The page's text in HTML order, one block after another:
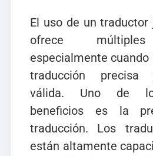
El uso de un traductor
ofrece múltiples
especialmente cuando
traducción precisa
válida. Uno de
beneficios es la
traducción. Los
están altamente